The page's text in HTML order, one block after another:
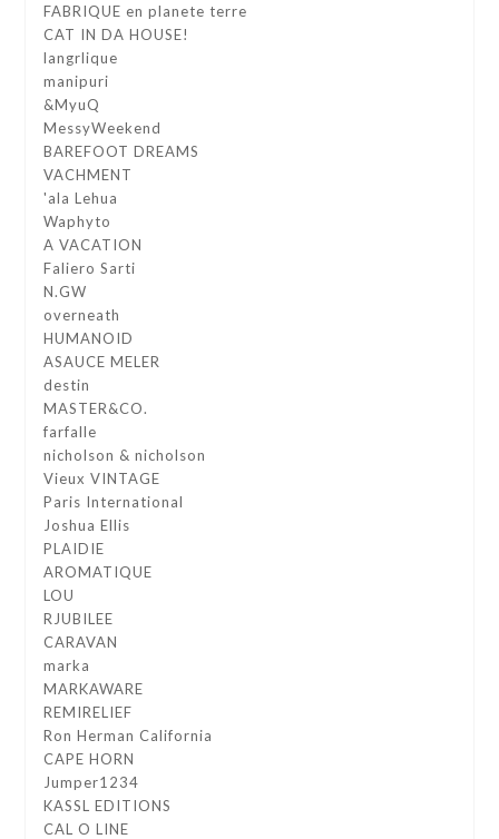
FABRIQUE en planete terre
CAT IN DA HOUSE!
langrlique
manipuri
&MyuQ
MessyWeekend
BAREFOOT DREAMS
VACHMENT
'ala Lehua
Waphyto
A VACATION
Faliero Sarti
N.GW
overneath
HUMANOID
ASAUCE MELER
destin
MASTER&CO.
farfalle
nicholson & nicholson
Vieux VINTAGE
Paris International
Joshua Ellis
PLAIDIE
AROMATIQUE
LOU
RJUBILEE
CARAVAN
marka
MARKAWARE
REMIRELIEF
Ron Herman California
CAPE HORN
Jumper1234
KASSL EDITIONS
CAL O LINE